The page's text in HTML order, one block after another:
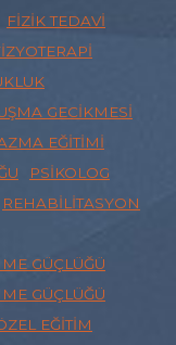
FIZIK TEDAVI
GECIKMESI
EĞITIMI
PSIKOLOG
REHABILITASYON
GÜÇLÜĞÜ
GÜÇLÜĞÜ
EĞITIM